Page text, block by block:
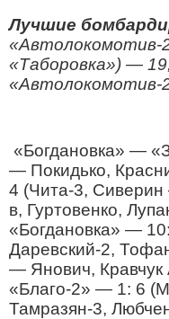
Лучшие
«Автолокомотив-
«Таборовка») —
«Автолокомотив-
«Богдановка» —
— Покидько,
4 (Чита-3,
в, Гуртовенко,
«Богдановка» —
Даревский-2,
— Янович,
«Благо-2» — 1: 6
Тамразян-3,